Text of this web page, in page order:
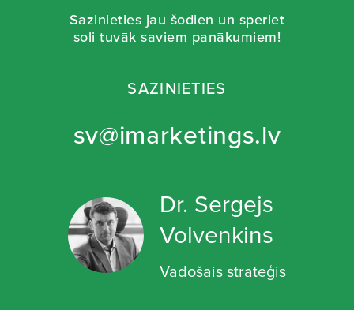
Sazinieties jau šodien un speriet
soli tuvāk saviem panākumiem!
SAZINIETIES
sv@imarketings.lv
Dr. Sergejs
Volvenkins
Vadošais stratēģis